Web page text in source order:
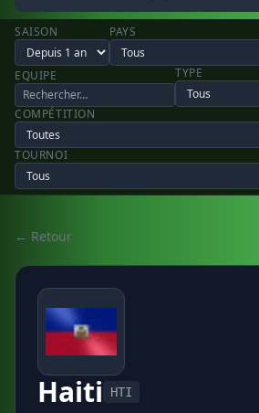
SAISON PAYS
EQUIPE TYPE
COMPÉTITION
TOURNOI
← Retour
Haiti HTI